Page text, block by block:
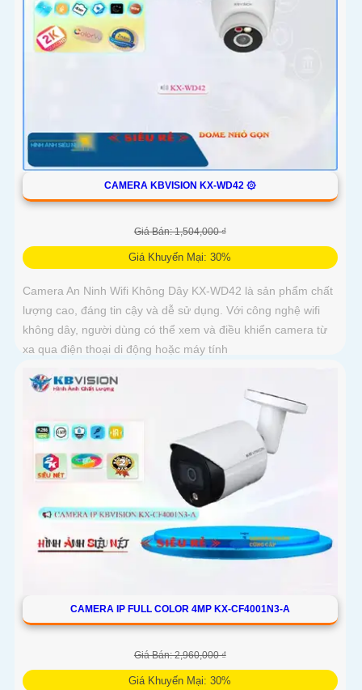
CAMERA KBVISION KX-WD42 ۞
Giá Bán: 1,504,000 ₫
Giá Khuyến Mại: 30%
Camera An Ninh Wifi Không Dây KX-WD42 là sản phẩm chất
lượng cao, đáng tin cậy và dễ sử dụng. Với công nghệ wifi
không dây, người dùng có thể xem và điều khiển camera từ
xa qua điện thoại di động hoặc máy tính
CAMERA IP FULL COLOR 4MP KX-CF4001N3-A
Giá Bán: 2,960,000 ₫
Giá Khuyến Mại: 30%